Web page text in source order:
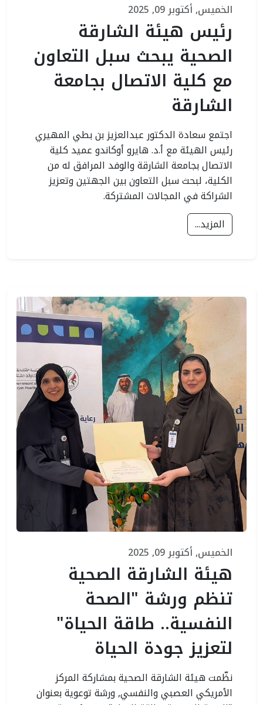
الخميس, أكتوبر 09, 2025
رئيس هيئة الشارقة
الصحية يبحث سبل التعاون
مع كلية الاتصال بجامعة
الشارقة
اجتمع سعادة الدكتور عبدالعزيز بن بطي المهيري
رئيس الهيئة مع أ.د. هايرو أوكاندو عميد كلية
الاتصال بجامعة الشارقة والوفد المرافق له من
الكلية، لبحث سبل التعاون بين الجهتين وتعزيز
الشراكة في المجالات المشتركة.
المزيد...
الخميس, أكتوبر 09, 2025
هيئة الشارقة الصحية
تنظم ورشة "الصحة
النفسية.. طاقة الحياة"
لتعزيز جودة الحياة
نظّمت هيئة الشارقة الصحية بمشاركة المركز
الأمريكي العصبي والنفسي, ورشة توعوية بعنوان